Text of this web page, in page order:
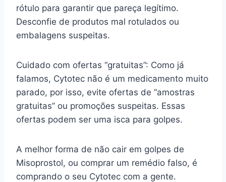
rótulo para garantir que pareça legítimo.
Desconfie de produtos mal rotulados ou
embalagens suspeitas.
Cuidado com ofertas “gratuitas”: Como já
falamos, Cytotec não é um medicamento muito
parado, por isso, evite ofertas de “amostras
gratuitas” ou promoções suspeitas. Essas
ofertas podem ser uma isca para golpes.
A melhor forma de não cair em golpes de
Misoprostol, ou comprar um remédio falso, é
comprando o seu Cytotec com a gente.